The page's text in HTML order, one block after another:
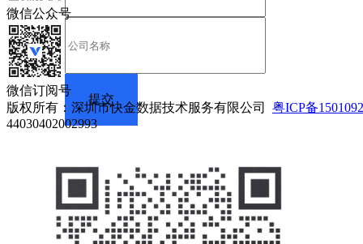
微信公众号
微信订阅号
版权所有：深圳市快金数据技术服务有限公司 粤ICP备
44030402002993